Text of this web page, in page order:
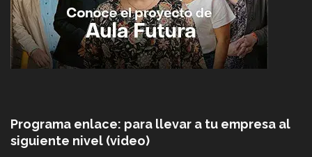
Programa enlace: para llevar a tu empresa al
siguiente nivel (video)